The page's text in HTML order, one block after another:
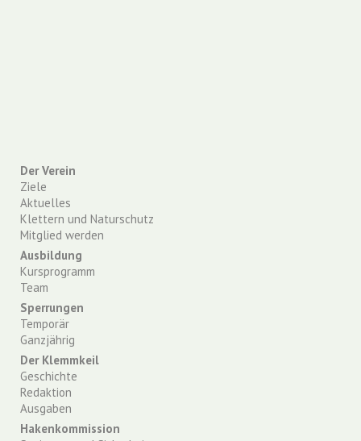
Der Verein
Ziele
Aktuelles
Klettern und Naturschutz
Mitglied werden
Ausbildung
Kursprogramm
Team
Sperrungen
Temporär
Ganzjährig
Der Klemmkeil
Geschichte
Redaktion
Ausgaben
Hakenkommission